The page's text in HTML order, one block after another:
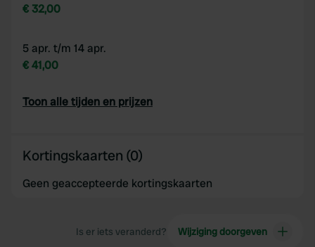
€ 32,00
5 apr. t/m 14 apr.
€ 41,00
Toon alle tijden en prijzen
Kortingskaarten (0)
Geen geaccepteerde kortingskaarten
Is er iets veranderd? Wijziging doorgeven